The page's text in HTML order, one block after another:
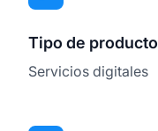
Tipo de producto
Servicios digitales